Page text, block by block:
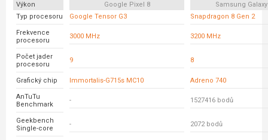
Výkon Google Pixel 8
Samsung Galaxy
Typ procesoru
Google Tensor G3 Snapdragon 8 Gen 2
Frekvence
procesoru
3000 MHz 3200 MHz
Počet jader
procesoru
9 8
Grafický chip Immortalis-G715s MC10 Adreno 740
AnTuTu
Benchmark
- 1527416 bodů
Geekbench
Single-core
- 2072 bodů